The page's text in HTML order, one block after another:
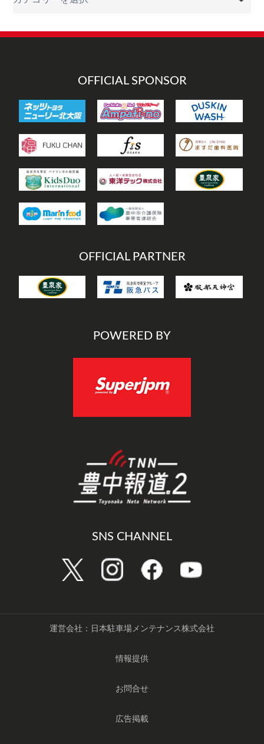
リ
OFFICIAL SPONSOR
OFFICIAL PARTNER
POWERED BY
SNS CHANNEL
運営会社：日本駐車場メンテナンス株式会社
情報提供
お問合せ
広告掲載